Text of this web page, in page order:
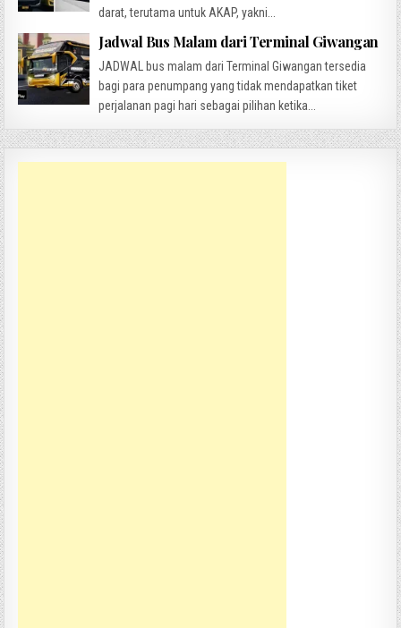
darat, terutama untuk AKAP, yakni...
Jadwal Bus Malam dari Terminal Giwangan
JADWAL bus malam dari Terminal Giwangan tersedia
bagi para penumpang yang tidak mendapatkan tiket
perjalanan pagi hari sebagai pilihan ketika...